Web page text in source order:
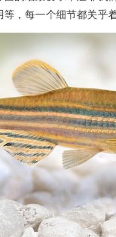
，每一个细节都关乎